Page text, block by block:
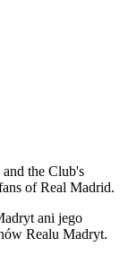
the Club's
of Real Madrid.
ani jego
Realu Madryt.